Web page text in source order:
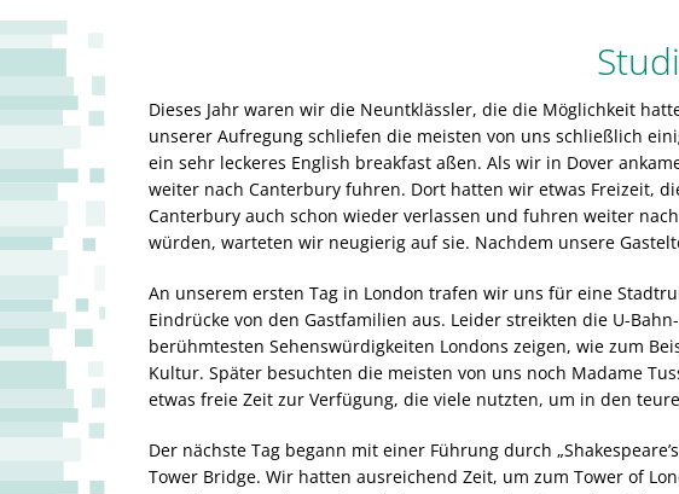
Dieses Jahr waren wir die Neuntklässler, die die Möglichkeit
unserer Aufregung schliefen die meisten von uns schließlich
ein sehr leckeres English breakfast aßen. Als wir in Dover
weiter nach Canterbury fuhren. Dort hatten wir etwas Freizeit,
Canterbury auch schon wieder verlassen und fuhren weiter
würden, warteten wir neugierig auf sie. Nachdem unsere
An unserem ersten Tag in London trafen wir uns für eine
Eindrücke von den Gastfamilien aus. Leider streikten die U-
berühmtesten Sehenswürdigkeiten Londons zeigen, wie zum
Kultur. Später besuchten die meisten von uns noch Madame
etwas freie Zeit zur Verfügung, die viele nutzten, um in den
Der nächste Tag begann mit einer Führung durch
Tower Bridge. Wir hatten ausreichend Zeit, um zum Tower of